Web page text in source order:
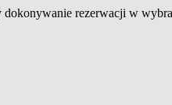
rezerwacji w